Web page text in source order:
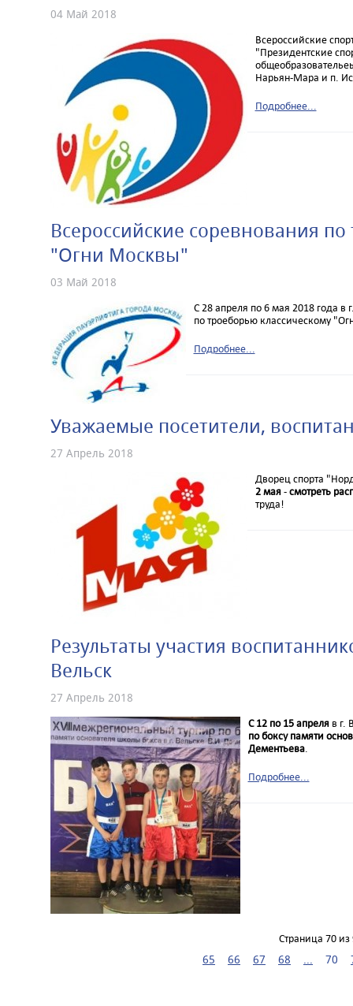
04 Май 2018
Всероссийские
"Президентские
Нарьян-Мара и п.
Подробнее...
Всероссийские соревнования
"Огни Москвы"
03 Май 2018
С 28 апреля по 6 мая 2018 года в
по троеборью классическому
Подробнее...
Уважаемые посетители,
27 Апрель 2018
Дворец спорта
2 мая-смотреть
труда!
Результаты участия
Вельск
27 Апрель 2018
С 12 по 15 апреляв г.
по боксу памяти
Дементьева.
Подробнее...
Страница 70 из
65 66 67 68 ... 70